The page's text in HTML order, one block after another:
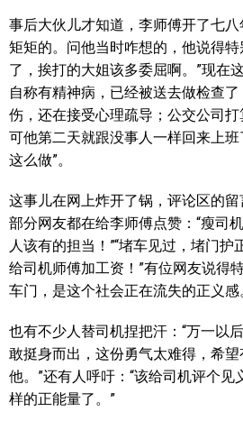
事后大伙儿才知道，李师傅开了七
矩矩的。问他当时咋想的，他说得
了，挨打的大姐该多委屈啊。”现在
自称有精神病，已经被送去做检查
伤，还在接受心理疏导；公交公司打
可他第二天就跟没事人一样回来上
这么做”。
这事儿在网上炸开了锅，评论区的
部分网友都在给李师傅点赞：“瘦司
人该有的担当！”“堵车见过，堵门
给司机师傅加工资！”有位网友说得
车门，是这个社会正在流失的正义感
也有不少人替司机捏把汗：“万一以
敢挺身而出，这份勇气太难得，希
他。”还有人呼吁：“该给司机评个
样的正能量了。”